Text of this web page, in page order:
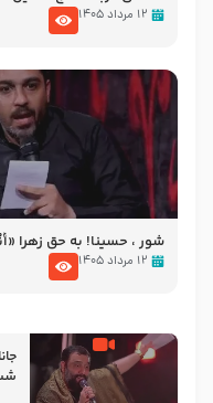
۱۲ مرداد ۱۴۰۵
شور ، حسینا! به‌ حق زهرا
محرّم 1405
۱۲ مرداد ۱۴۰۵